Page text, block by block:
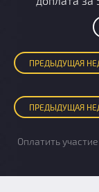
ПРЕДЫДУЩАЯ
ПРЕДЫДУЩАЯ
Оплатить